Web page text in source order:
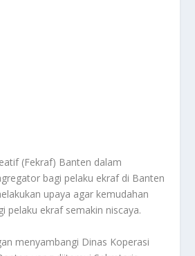
(Fekraf) Banten dalam
bagi pelaku ekraf di Banten
upaya agar kemudahan
pelaku ekraf semakin niscaya.
menyambangi Dinas Koperasi